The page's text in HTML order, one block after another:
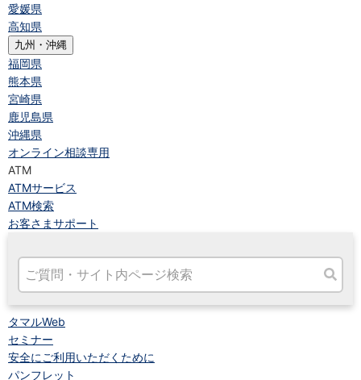
愛媛県
高知県
九州・沖縄
福岡県
熊本県
宮崎県
鹿児島県
沖縄県
オンライン相談専用
ATM
ATMサービス
ATM検索
お客さまサポート
タマルWeb
セミナー
安全にご利用いただくために
パンフレット